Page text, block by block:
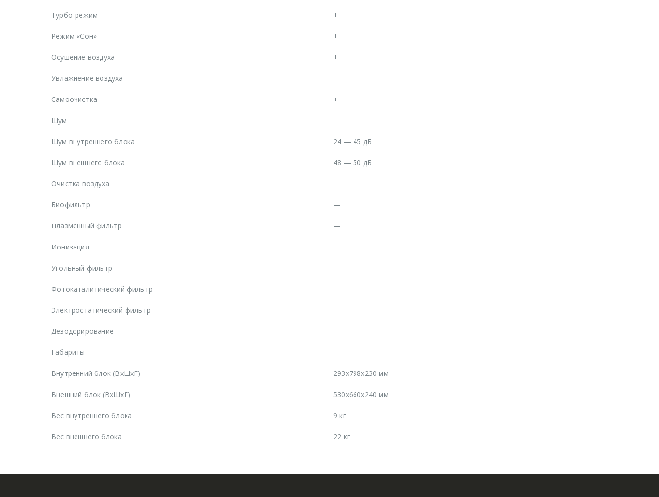
Турбо-режим +
Режим «Сон» +
Осушение воздуха +
Увлажнение воздуха —
Самоочистка +
Шум
Шум внутреннего блока 24 — 45 дБ
Шум внешнего блока 48 — 50 дБ
Очистка воздуха
Биофильтр —
Плазменный фильтр —
Ионизация —
Угольный фильтр —
Фотокаталитический фильтр —
Электростатический фильтр —
Дезодорирование —
Габариты
Внутренний блок (ВхШхГ) 293x798x230 мм
Внешний блок (ВхШхГ) 530x660x240 мм
Вес внутреннего блока 9 кг
Вес внешнего блока 22 кг